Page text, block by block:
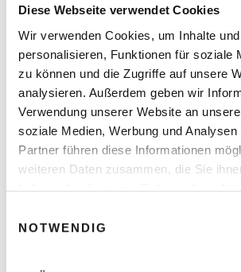
Diese Webseite verwendet Cookies
Wir verwenden Cookies, um Inhalte
personalisieren, Funktionen für soziale
zu können und die Zugriffe auf unsere
analysieren. Außerdem geben wir
Verwendung unserer Website an
soziale Medien, Werbung und
Partner führen diese Informationen
weiteren Daten zusammen, die Sie
NOTWENDIG
Kundenbeziehungen zu stärken.
regelmäßiges Training sind
Vertriebseffizienz zu verbessern und die
erhöhen. Die vier Grundmechaniken für
Verkaufserfolg sind Volumen,
Touchpoints und Follow-ups mit
kontinuierliches Training. Eine
Vertriebstraining kann dabei helfen, die
Vertriebsmitarbeiter zu verbessern und
nachhaltig zu steigern. Unternehmen
Standards und Training setzen, um ihre
Share On Facebook